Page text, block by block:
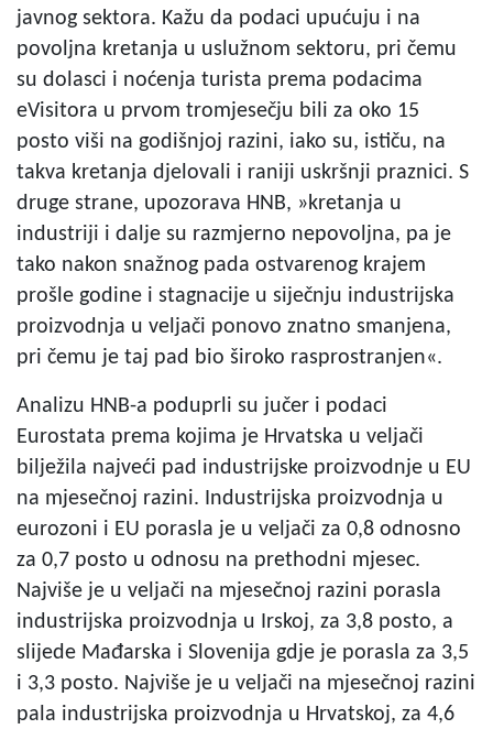
javnog sektora. Kažu da podaci upućuju i na
povoljna kretanja u uslužnom sektoru, pri čemu
su dolasci i noćenja turista prema podacima
eVisitora u prvom tromjesečju bili za oko 15
posto viši na godišnjoj razini, iako su, ističu, na
takva kretanja djelovali i raniji uskršnji praznici. S
druge strane, upozorava HNB, »kretanja u
industriji i dalje su razmjerno nepovoljna, pa je
tako nakon snažnog pada ostvarenog krajem
prošle godine i stagnacije u siječnju industrijska
proizvodnja u veljači ponovo znatno smanjena,
pri čemu je taj pad bio široko rasprostranjen«.
Analizu HNB-a poduprli su jučer i podaci
Eurostata prema kojima je Hrvatska u veljači
bilježila najveći pad industrijske proizvodnje u EU
na mjesečnoj razini. Industrijska proizvodnja u
eurozoni i EU porasla je u veljači za 0,8 odnosno
za 0,7 posto u odnosu na prethodni mjesec.
Najviše je u veljači na mjesečnoj razini porasla
industrijska proizvodnja u Irskoj, za 3,8 posto, a
slijede Mađarska i Slovenija gdje je porasla za 3,5
i 3,3 posto. Najviše je u veljači na mjesečnoj razini
pala industrijska proizvodnja u Hrvatskoj, za 4,6